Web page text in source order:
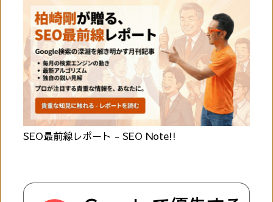
SEO最前線レポート - SEO Note!!